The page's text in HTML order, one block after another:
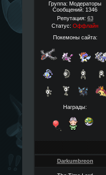
Группа: Модераторы
Сообщений: 1346
Репутация: 63
Статус: Оффлайн
Покемоны сайта:
Награды:
Darkumbreon